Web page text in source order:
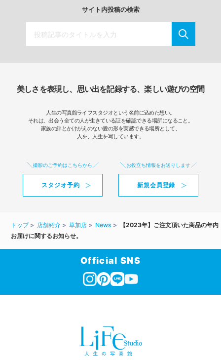
サイト内投稿の検索
美しさを表現し、思い出を記録する、楽しい遊びの空間
人生の写真館ライフスタジオという名前に込めた想い。
それは、出会う全ての人が生きている証を確認できる場所になること。
家族の絆とかけがえのない愛の形を実感できる場所として、
人を、人生を写しています。
撮影のご予約はこちらから
スタジオ予約
お役立ち情報をお送りします
新規会員登録
トップ 店舗紹介 草加店 News
【2023年】ご注文頂いた商品の年内
お届けに関するお知らせ。
Official SNS